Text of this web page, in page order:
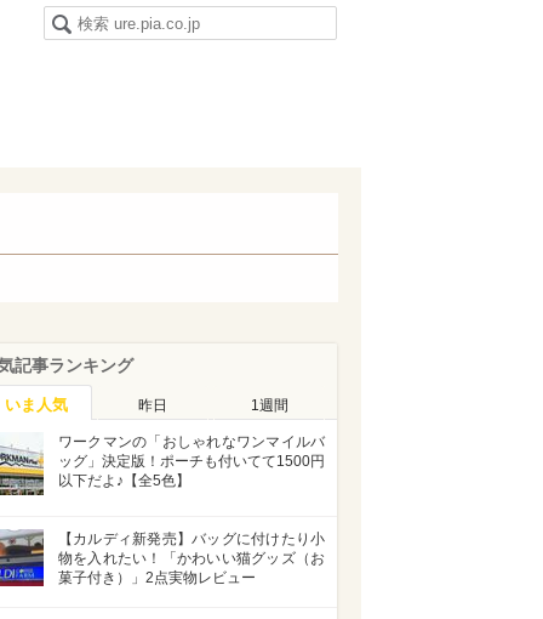
記事ランキング
いま人気 昨日 1週間
ワークマンの「おしゃれなワンマイルバ
ッグ」決定版！ポーチも付いてて1500円
以下だよ♪【全5色】
【カルディ新発売】バッグに付けたり小
物を入れたい！「かわいい猫グッズ（お
菓子付き）」2点実物レビュー